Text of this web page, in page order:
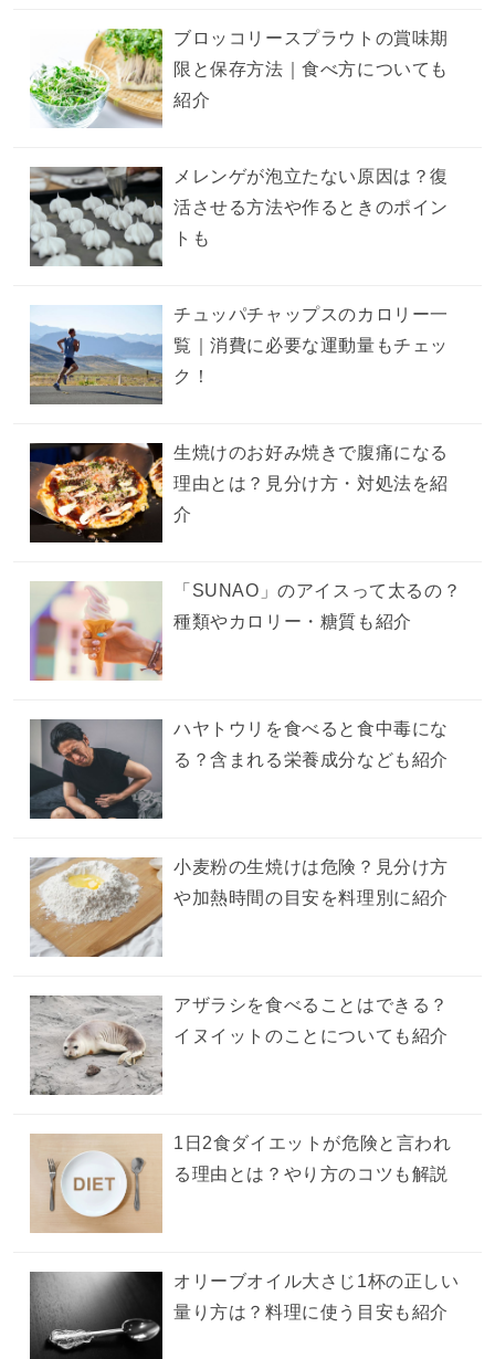
ブロッコリースプラウトの賞味期
限と保存方法｜食べ方についても
紹介
メレンゲが泡立たない原因は？復
活させる方法や作るときのポイン
トも
チュッパチャップスのカロリー一
覧｜消費に必要な運動量もチェッ
ク！
生焼けのお好み焼きで腹痛になる
理由とは？見分け方・対処法を紹
介
「SUNAO」のアイスって太るの？
種類やカロリー・糖質も紹介
ハヤトウリを食べると食中毒にな
る？含まれる栄養成分なども紹介
小麦粉の生焼けは危険？見分け方
や加熱時間の目安を料理別に紹介
アザラシを食べることはできる？
イヌイットのことについても紹介
1日2食ダイエットが危険と言われ
る理由とは？やり方のコツも解説
オリーブオイル大さじ1杯の正しい
量り方は？料理に使う目安も紹介